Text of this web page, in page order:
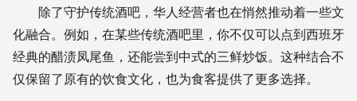
除了守护传统酒吧，华人经营者也在悄然推动着一些文
化融合。例如，在某些传统酒吧里，你不仅可以点到西班牙
经典的醋渍凤尾鱼，还能尝到中式的三鲜炒饭。这种结合不
仅保留了原有的饮食文化，也为食客提供了更多选择。